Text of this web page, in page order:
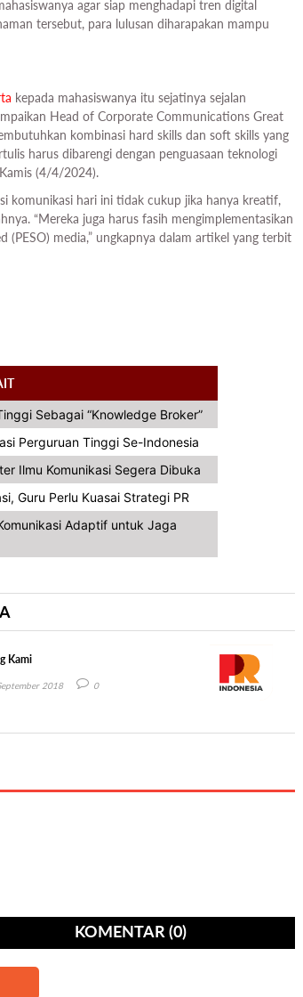
agar siap menghadapi tren digital
tersebut, para lulusan diharapakan mampu
kepada mahasiswanya itu sejatinya sejalan
Head of Corporate Communications Great
kombinasi hard skills dan soft skills yang
harus dibarengi dengan penguasaan teknologi
(4/4/2024).
komunikasi hari ini tidak cukup jika hanya kreatif,
“Mereka juga harus fasih mengimplementasikan
media,” ungkapnya dalam artikel yang terbit
Sebagai “Knowledge Broker”
Perguruan Tinggi Se-Indonesia
Ilmu Komunikasi Segera Dibuka
Guru Perlu Kuasai Strategi PR
Adaptif untuk Jaga
Kami
2018 0
KOMENTAR (0)